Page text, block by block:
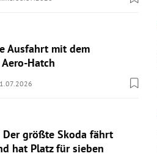
Ausfahrt mit dem
Hatch
Der größte Skoda fährt
hat Platz für sieben